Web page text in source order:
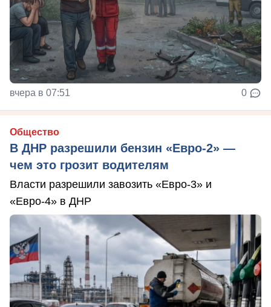
вчера в 07:51 0
Общество
В ДНР разрешили бензин «Евро-2» —
чем это грозит водителям
Власти разрешили завозить «Евро-3» и
«Евро-4» в ДНР